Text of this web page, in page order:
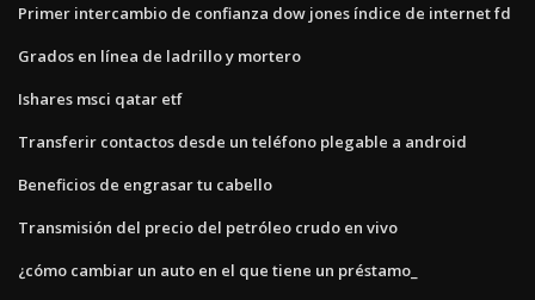
Primer intercambio de confianza dow jones índice de internet fd
Grados en línea de ladrillo y mortero
Ishares msci qatar etf
Transferir contactos desde un teléfono plegable a android
Beneficios de engrasar tu cabello
Transmisión del precio del petróleo crudo en vivo
¿cómo cambiar un auto en el que tiene un préstamo_